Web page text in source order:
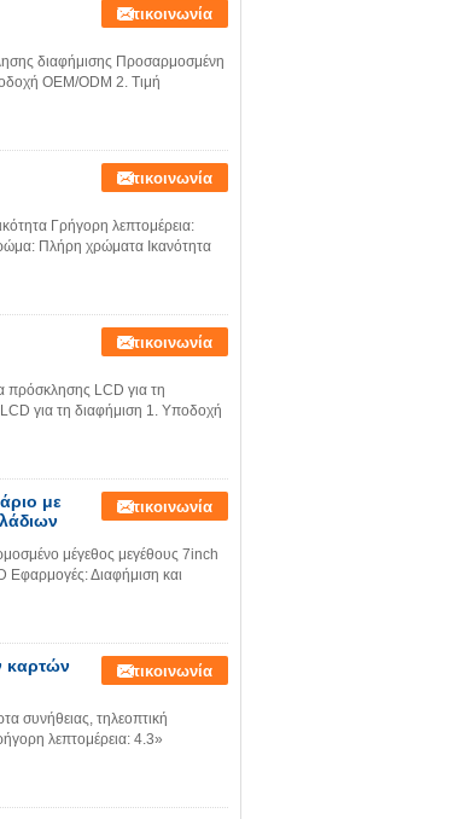
Επικοινωνία
διαφήμισης Προσαρμοσμένη
OEM/ODM 2. Τιμή
Επικοινωνία
Γρήγορη λεπτομέρεια:
Πλήρη χρώματα Ικανότητα
Επικοινωνία
πρόσκλησης LCD για τη
για τη διαφήμιση 1. Υποδοχή
με
Επικοινωνία
μέγεθος μεγέθους 7inch
Εφαρμογές: Διαφήμιση και
καρτών
Επικοινωνία
συνήθειας, τηλεοπτική
λεπτομέρεια: 4.3»